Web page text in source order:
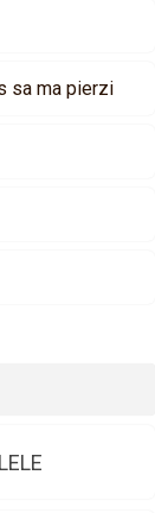
sa ma pierzi
LELE